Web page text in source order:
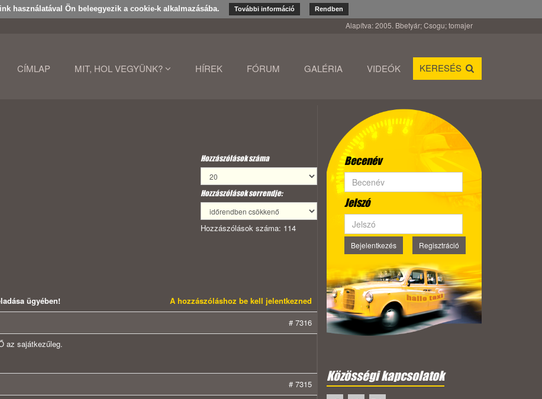
használatával Ön beleegyezik a cookie-k alkalmazásába. További információ Rendben
Alapítva: 2005. Bbetyár; Csogu; tomajer
CÍMLAP MIT, HOL VEGYÜNK? HÍREK FÓRUM GALÉRIA VIDEÓK KERESÉS
Hozzászólások száma
Hozzászólások sorrendje:
Hozzászólások száma: 114
ügyében!
A hozzászóláshoz be kell jelentkezned
# 7316
az sajátkezűleg.
# 7315
Becenév
Jelszó
Bejelentkezés Regisztráció
Közösségi kapcsolatok